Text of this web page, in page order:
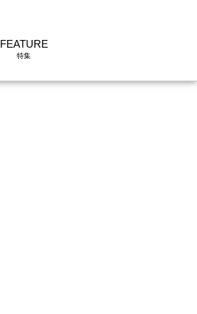
FEATURE